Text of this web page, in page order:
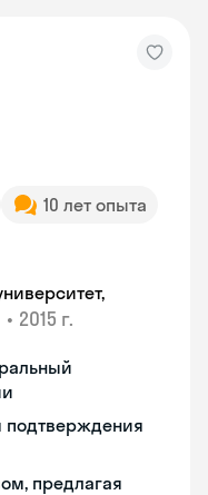
10 лет опыта
• 2015 г.
подтверждения
предлагая